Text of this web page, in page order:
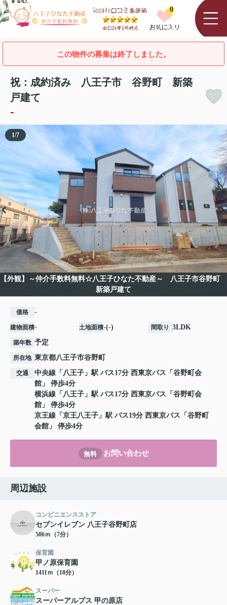
0
この物件の募集は終了しました。
祝：成約済み 八王子市 谷野町 新築
戸建て
-
【外観】～仲介手数料無料☆八王子ひなた不動産～ 八王子市谷野町
新築戸建て
1/7
価格 -
建物面積- 土地面積-(-) 間取り 3LDK
築年数 予定
所在地 東京都八王子市谷野町
交通 中央線 「 八王子 」駅 バス17分 西東京バス「谷野町会
館」 停歩4分
横浜線 「 八王子 」駅 バス17分 西東京バス「谷野町会
館」 停歩4分
京王線 「 京王八王子 」駅 バス19分 西東京バス「谷野町
会館」 停歩4分
無料 お問い合わせ
周辺施設
コンビニエンスストア
セブンイレブン 八王子谷野町店
506ｍ（7分）
保育園
甲ノ原保育園
1411ｍ（18分）
スーパー
スーパーアルプス 甲の原店